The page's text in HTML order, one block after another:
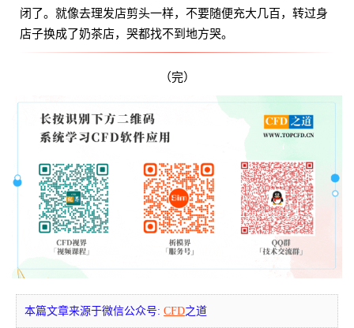
闭了。就像去理发店剪头一样，不要随便充大几百，转过身
店子换成了奶茶店，哭都找不到地方哭。
（完）
本篇文章来源于微信公众号: CFD之道